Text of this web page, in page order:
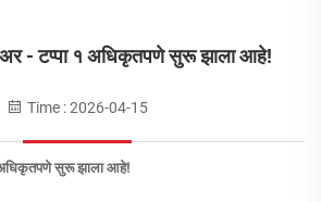
- टप्पा १ अधिकृतपणे सुरू झाला आहे!
Time : 2026-04-15
सुरू झाला आहे!